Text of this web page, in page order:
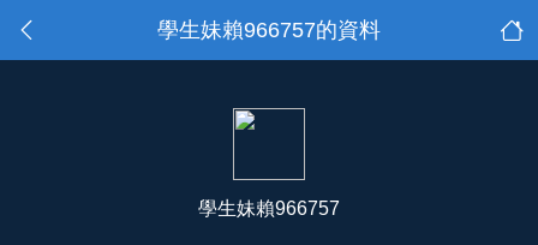
學生妹賴966757的資料
學生妹賴966757